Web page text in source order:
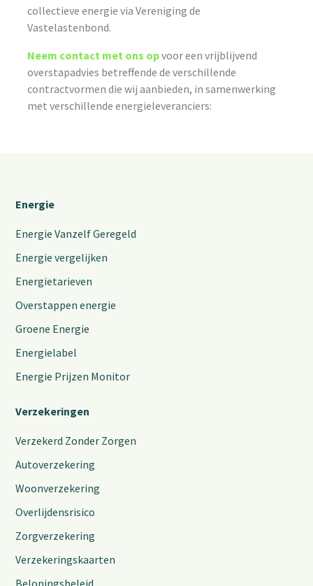
collectieve energie via Vereniging de
Vastelastenbond.
Neem contact met ons opvoor een vrijblijvend
overstapadvies betreffende de verschillende
contractvormen die wij aanbieden, in samenwerking
met verschillende energieleveranciers:
Energie
Energie Vanzelf Geregeld
Energie vergelijken
Energietarieven
Overstappen energie
Groene Energie
Energielabel
Energie Prijzen Monitor
Verzekeringen
Verzekerd Zonder Zorgen
Autoverzekering
Woonverzekering
Overlijdensrisico
Zorgverzekering
Verzekeringskaarten
Beloningsbeleid